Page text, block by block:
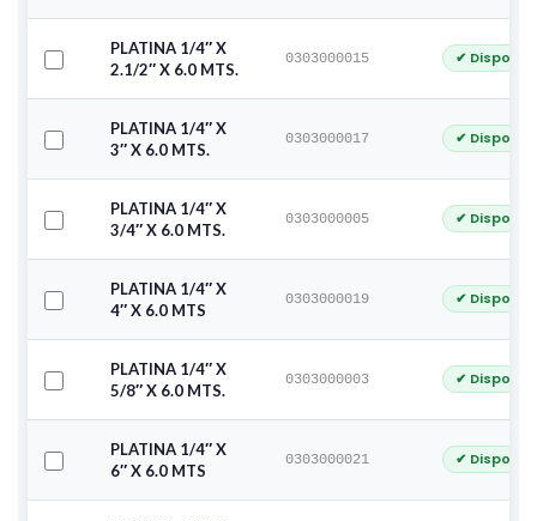
PLATINA 1/4″ X
2.1/2″ X 6.0 MTS.
0303000015 ✔
PLATINA 1/4″ X
3″ X 6.0 MTS.
0303000017 ✔
PLATINA 1/4″ X
3/4″ X 6.0 MTS.
0303000005 ✔
PLATINA 1/4″ X
4″ X 6.0 MTS
0303000019 ✔
PLATINA 1/4″ X
5/8″ X 6.0 MTS.
0303000003 ✔
PLATINA 1/4″ X
6″ X 6.0 MTS
0303000021 ✔